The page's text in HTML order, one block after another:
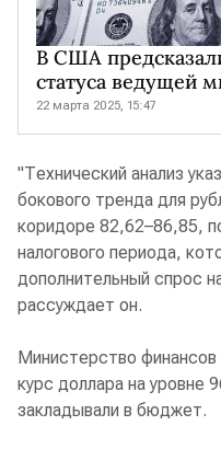
В США
статуса ведущей
22 марта 2025, 15:47
"Технический анализ
бокового тренда для
коридоре 82,62–86,85,
налогового периода,
дополнительный спрос
рассуждает он.
Министерство финансов
курс доллара на уровне
закладывали в бюджет.